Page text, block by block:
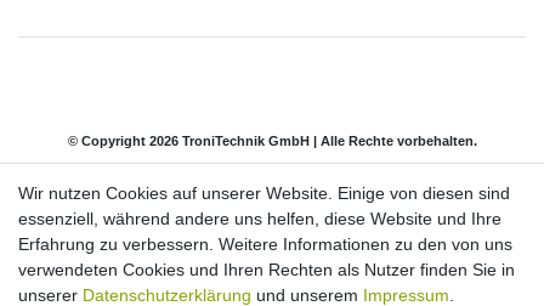
© Copyright 2026 TroniTechnik GmbH | Alle Rechte vorbehalten.
Impressum Daten­schutz­erklärung AGB
Barrierefreiheitserklärung Widerrufs­recht
Wir nutzen Cookies auf unserer Website. Einige von diesen sind
essenziell, während andere uns helfen, diese Website und Ihre
Erfahrung zu verbessern. Weitere Informationen zu den von uns
verwendeten Cookies und Ihren Rechten als Nutzer finden Sie in
unserer Datenschutzerklärung und unserem Impressum